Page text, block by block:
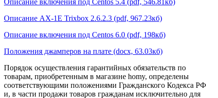
Описание включения под Centos 5.4 (pdf, 546.81кб)
Описание AX-1E Trixbox 2.6.2.3 (pdf, 967.23кб)
Описание включения под Centos 6.0 (pdf, 198кб)
Положения джамперов на плате (docx, 63.03кб)
Порядок осуществления гарантийных обязательств по
товарам, приобретенным в магазине homy, определены
соответствующими положениями Гражданского Кодекса РФ
и, в части продажи товаров гражданам исключительно для